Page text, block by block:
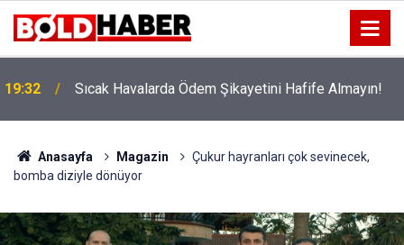
19:32 Sıcak Havalarda Ödem Şikayetini Hafife Almayın!
Anasayfa Magazin
Çukur hayranları çok sevinecek,
bomba diziyle dönüyor